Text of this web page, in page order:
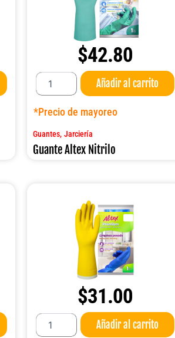
$42.80
Guante
Altex
Nitrilo
cantidad
Añadir al carrito
*Precio de mayoreo
Guantes,Jarciería
Guante Altex Nitrilo
$31.00
Guante
Altex
Añadir al carrito